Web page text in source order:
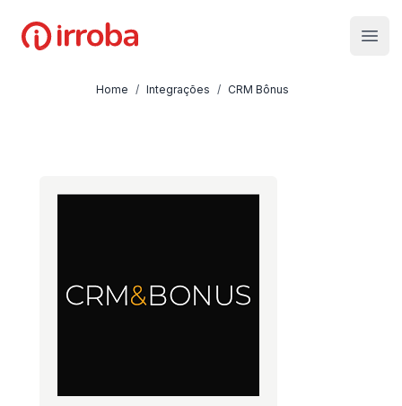
Irroba
Home / Integrações / CRM Bônus